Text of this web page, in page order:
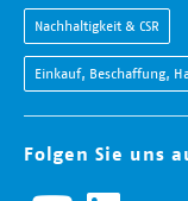
Nachhaltigkeit & CSR
Einkauf, Beschaffung,
Folgen Sie uns